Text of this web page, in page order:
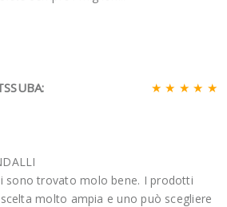
★ ★ ★ ★ ★
sono trovato molo bene. I prodotti
molto ampia e uno può scegliere